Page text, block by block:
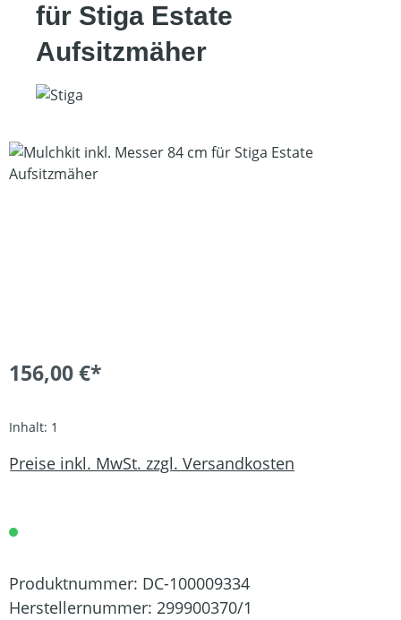
für Stiga Estate
Aufsitzmäher
Bildergalerie überspringen
156,00 €*
Inhalt: 1
Preise inkl. MwSt. zzgl. Versandkosten
Produktnummer: DC-100009334
Herstellernummer: 299900370/1